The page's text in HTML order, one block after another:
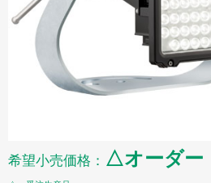
希望小売価格： △オーダー